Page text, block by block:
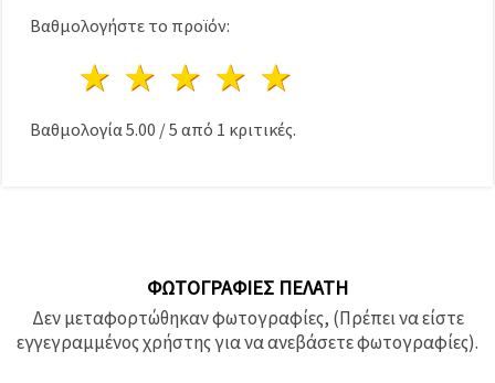
Βαθμολογήστε το προϊόν:
4 Αστέρια
3 Αστέρια
2 Αστέρια
1 Αστέρι
Βαθμολογία 5.00 /5 από 1 κριτικές.
ΦΩΤΟΓΡΑΦΊΕΣ ΠΕΛΆΤΗ
Δεν μεταφορτώθηκαν φωτογραφίες, (Πρέπει να είστε
εγγεγραμμένος χρήστης για να ανεβάσετε φωτογραφίες).